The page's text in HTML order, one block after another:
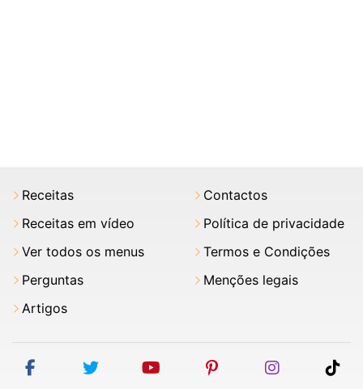
Receitas
Receitas em vídeo
Ver todos os menus
Perguntas
Artigos
Contactos
Política de privacidade
Termos e Condições
Menções legais
facebooktwitter youtubepinterestinstagram